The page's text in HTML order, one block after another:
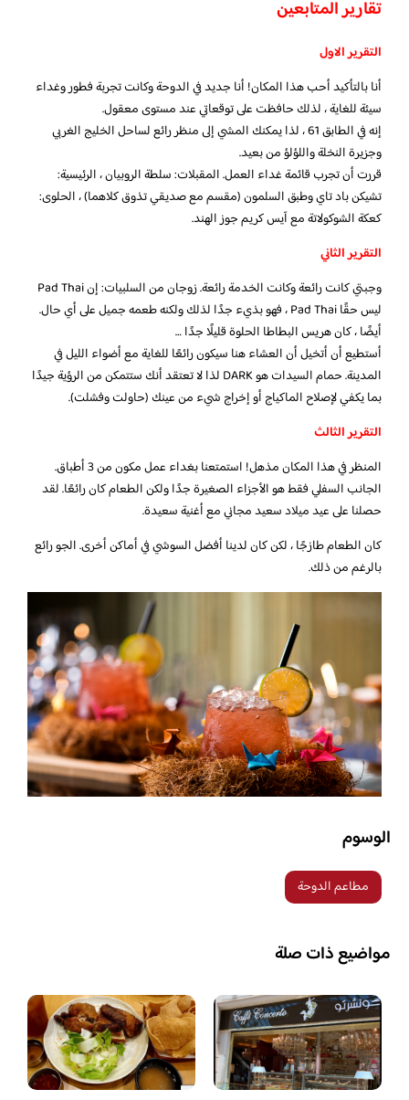
تقارير المتابعين
التقرير الاول
أنا بالتأكيد أحب هذا المكان! أنا جديد في الدوحة وكانت تجربة فطور وغداء
سيئة للغاية ، لذلك حافظت على توقعاتي عند مستوى معقول.
إنه في الطابق 61 ، لذا يمكنك المشي إلى منظر رائع لساحل الخليج الغربي
وجزيرة النخلة واللؤلؤ من بعيد.
قررت أن تجرب قائمة غداء العمل. المقبلات: سلطة الروبيان ، الرئيسية:
تشيكن باد تاي وطبق السلمون (مقسم مع صديقي تذوق كلاهما) ، الحلوى:
كعكة الشوكولاتة مع آيس كريم جوز الهند.
التقرير الثاني
وجبتي كانت رائعة وكانت الخدمة رائعة. زوجان من السلبيات: إن Pad Thai
ليس حقًا Pad Thai ، فهو بذيء جدًا لذلك ولكنه طعمه جميل على أي حال.
أيضًا ، كان هريس البطاطا الحلوة قليلًا جدًا …
أستطيع أن أتخيل أن العشاء هنا سيكون رائعًا للغاية مع أضواء الليل في
المدينة. حمام السيدات هو DARK لذا لا تعتقد أنك ستتمكن من الرؤية جيدًا
بما يكفي لإصلاح الماكياج أو إخراج شيء من عينك (حاولت وفشلت).
التقرير الثالث
المنظر في هذا المكان مذهل! استمتعنا بغداء عمل مكون من 3 أطباق.
الجانب السفلي فقط هو الأجزاء الصغيرة جدًا ولكن الطعام كان رائعًا. لقد
حصلنا على عيد ميلاد سعيد مجاني مع أغنية سعيدة.
كان الطعام طازجًا ، لكن كان لدينا أفضل السوشي في أماكن أخرى. الجو رائع
بالرغم من ذلك.
الوسوم
مطاعم الدوحة
مواضيع ذات صلة